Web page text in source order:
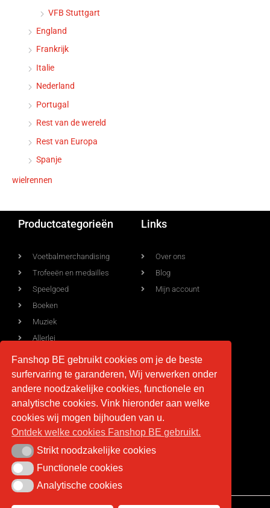
VFB Stuttgart
England
Frankrijk
Italie
Nederland
Portugal
Rest van de wereld
Rest van Europa
Spanje
wielrennen
Productcategorieën
Voetbalmerchandising
Trofeeën en medailles
Speelgoed
Boeken
Muziek
Allerlei
Links
Over ons
Blog
Mijn account
Voorwaarden
Levering
Privacy
Retourneren
Algemene voorwaarden
Contact
info@fan-shop.be
BTW BE 0879.850.673
Fanshop BE gebruikt cookies om je de beste
surfervaring te garanderen, Wij verwerken onder
andere noodzakelijke cookies, functionele en
analytische cookies. Vink hieronder aan welke
cookies wij mogen bijhouden van u.
Ontdek welke cookies Fanshop BE gebruikt.
Strikt noodzakelijke cookies
Strikt noodzakelijke cookies
Functionele cookies
Functionele cookies
Analytische cookies
Analytische cookies